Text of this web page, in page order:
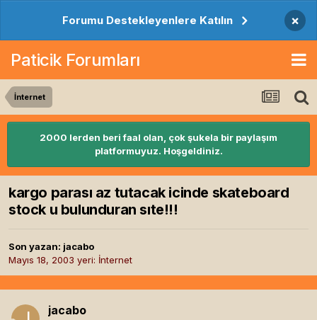
Forumu Destekleyenlere Katılın ×
Paticik Forumları
İnternet
2000 lerden beri faal olan, çok şukela bir paylaşım
platformuyuz. Hoşgeldiniz.
kargo parası az tutacak icinde skateboard
stock u bulunduran sıte!!!
Son yazan: jacabo
Mayıs 18, 2003 yeri: İnternet
jacabo